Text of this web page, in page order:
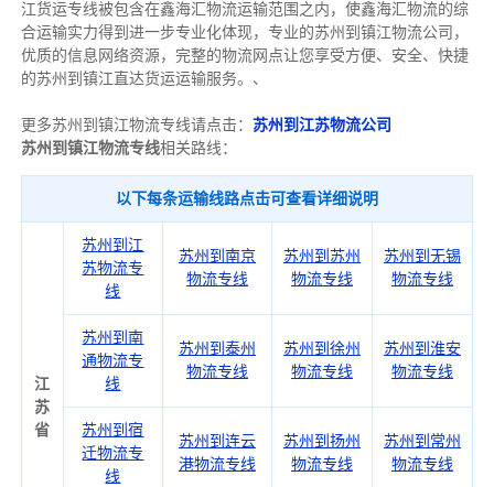
江货运专线被包含在鑫海汇物流运输范围之内，使鑫海汇物流的综
合运输实力得到进一步专业化体现，专业的苏州到镇江物流公司，
优质的信息网络资源，完整的物流网点让您享受方便、安全、快捷
的苏州到镇江直达货运运输服务。、
更多苏州到镇江物流专线请点击： 苏州到江苏物流公司
苏州到镇江物流专线相关路线：
以下每条运输线路点击可查看详细说明
江
苏
省
苏州到江
苏物流专
线
苏州到南京
物流专线
苏州到苏州
物流专线
苏州到无锡
物流专线
苏州到南
通物流专
线
苏州到泰州
物流专线
苏州到徐州
物流专线
苏州到淮安
物流专线
苏州到宿
迁物流专
线
苏州到连云
港物流专线
苏州到扬州
物流专线
苏州到常州
物流专线